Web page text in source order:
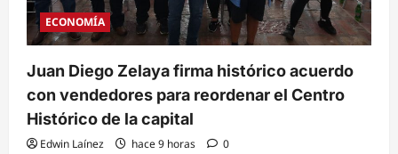
ECONOMÍA
Juan Diego Zelaya firma histórico acuerdo
con vendedores para reordenar el Centro
Histórico de la capital
Edwin Laínez hace 9 horas 0